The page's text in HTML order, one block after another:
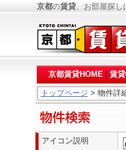
京都の賃貸、お部屋探し
京都賃貸HOME 賃
トップページ > 物件詳
アイコン説明